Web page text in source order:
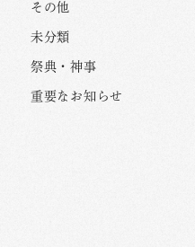
その他
未分類
祭典・神事
重要なお知らせ